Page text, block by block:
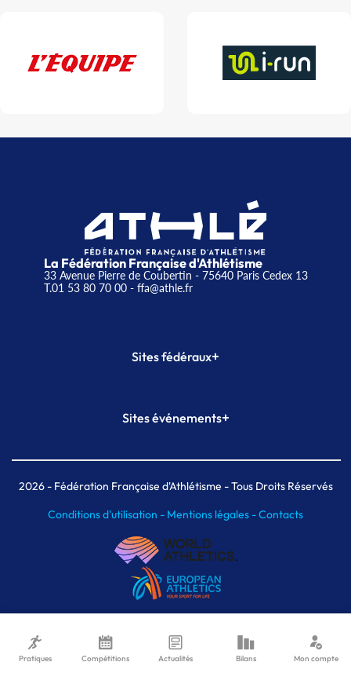
La Fédération Française d'Athlétisme
33 Avenue Pierre de Coubertin - 75640 Paris Cedex 13
T.01 53 80 70 00- ffa@athle.fr
Sites fédéraux+
Plateforme Formation
Sites événements+
Meeting de Paris indoor
MAIF Ekiden de Paris
2026- Fédération Française d'Athlétisme - Tous Droits Réservés
Conditions d'utilisation - Mentions légales -Contacts
Pratiques Compétitions Actualités Bilans Mon compte